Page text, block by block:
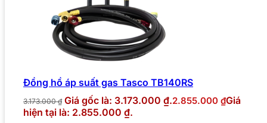
Đồng hồ áp suất gas Tasco TB140RS
3.173.000₫ Giá gốc là: 3.173.000 ₫.2.855.000 ₫Giá
hiện tại là: 2.855.000 ₫.